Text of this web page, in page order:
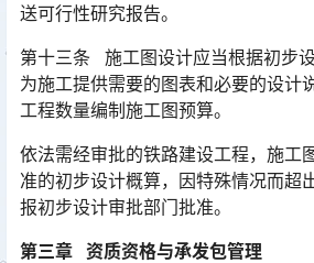
送可行性研究报告。󠅅󠅃󠄵󠅂󠄪󠇖󠆨󠆨󠇕󠆞󠆒󠅬󠇘󠆭󠆘󠇙󠆝󠅵󠇗󠆭󠆁󠄐󠇗󠅹󠅸󠇖󠆍󠅳󠇖󠅹󠅰󠇖󠆌󠅹
第十三条 施工图设计应当根据初步设
为施工提供需要的图表和必要的设计
工程数量编制施工图预算。
依法需经审批的铁路建设工程，施工
准的初步设计概算，因特殊情况而超
报初步设计审批部门批准。
第三章 资质资格与承发包管理